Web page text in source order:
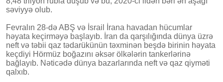
səviyyə olub.
Fevralın 28-də ABŞ və İsrail İrana havadan hücumlar
həyata keçirməyə başlayıb. İran da qarşılığında dünya üzrə
neft və təbii qaz tədarükünün təxminən beşdə birinin həyata
keçdiyi Hörmüz boğazını əksər ölkələrin tankerlərinə
bağlayıb. Nəticədə dünya bazarlarında neft və qaz qiyməti
qalxıb.